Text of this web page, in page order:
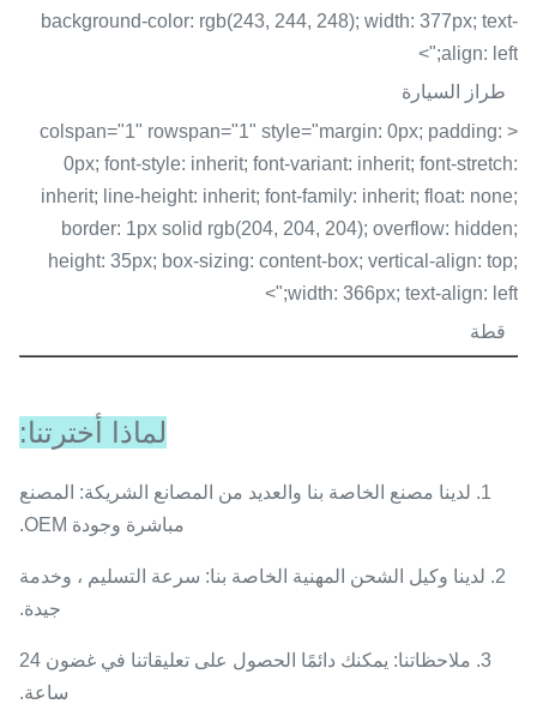
background-color: rgb(243, 244, 248); width: 377px; text-
align: left;">
طراز السيارة
< colspan="1" rowspan="1" style="margin: 0px; padding:
0px; font-style: inherit; font-variant: inherit; font-stretch:
inherit; line-height: inherit; font-family: inherit; float: none;
border: 1px solid rgb(204, 204, 204); overflow: hidden;
height: 35px; box-sizing: content-box; vertical-align: top;
width: 366px; text-align: left;">
قطة
لماذا أخترتنا:
1. لدينا مصنع الخاصة بنا والعديد من المصانع الشريكة: المصنع
مباشرة وجودة OEM.
2. لدينا وكيل الشحن المهنية الخاصة بنا: سرعة التسليم ، وخدمة
جيدة.
3. ملاحظاتنا: يمكنك دائمًا الحصول على تعليقاتنا في غضون 24
ساعة.